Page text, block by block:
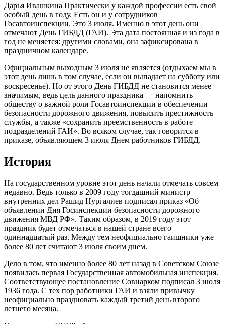
Дарья Ивашкина Практически у каждой профессии есть свой
особый день в году. Есть он и у сотрудников
Госавтоинспекции. Это 3 июля. Именно в этот день они
отмечают День ГИБДД (ГАИ). Эта дата постоянная и из года в
год не меняется: другими словами, она зафиксирована в
праздничном календаре.
Официальным выходным 3 июля не является (отдыхаем мы в
этот день лишь в том случае, если он выпадает на субботу или
воскресенье). Но от этого День ГИБДД не становится менее
значимым, ведь цель данного праздника — напомнить
обществу о важной роли Госавтоинспекции в обеспечении
безопасности дорожного движения, повысить престижность
службы, а также «сохранить преемственность в работе
подразделений ГАИ». Во всяком случае, так говорится в
приказе, объявляющем 3 июля Днем работников ГИБДД.
История
На государственном уровне этот день начали отмечать совсем
недавно. Ведь только в 2009 году тогдашний министр
внутренних дел Рашид Нургалиев подписал приказ «Об
объявлении Дня Госинспекции безопасности дорожного
движения МВД РФ». Таким образом, в 2019 году этот
праздник будет отмечаться в нашей стране всего
одиннадцатый раз. Между тем неофициально гаишники уже
более 80 лет считают 3 июля своим днем.
Дело в том, что именно более 80 лет назад в Советском Союзе
появилась первая Государственная автомобильная инспекция.
Соответствующее постановление Совнарком подписал 3 июля
1936 года. С тех пор работники ГАИ и взяли привычку
неофициально праздновать каждый третий день второго
летнего месяца.